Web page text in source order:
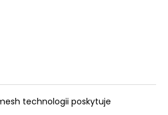
technologii poskytuje